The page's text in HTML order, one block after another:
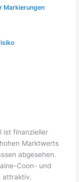
Markierungen
ist finanzieller
Marktwerts
abgesehen.
Coon- und
attraktiv.